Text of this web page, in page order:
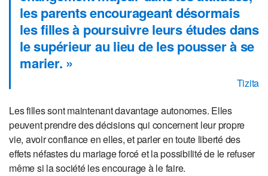
les parents encourageant désormais
les filles à poursuivre leurs études dans
le supérieur au lieu de les pousser à se
marier. »
Tizita
Les filles sont maintenant davantage autonomes. Elles
peuvent prendre des décisions qui concernent leur propre
vie, avoir confiance en elles, et parler en toute liberté des
effets néfastes du mariage forcé et la possibilité de le refuser
même si la société les encourage à le faire.